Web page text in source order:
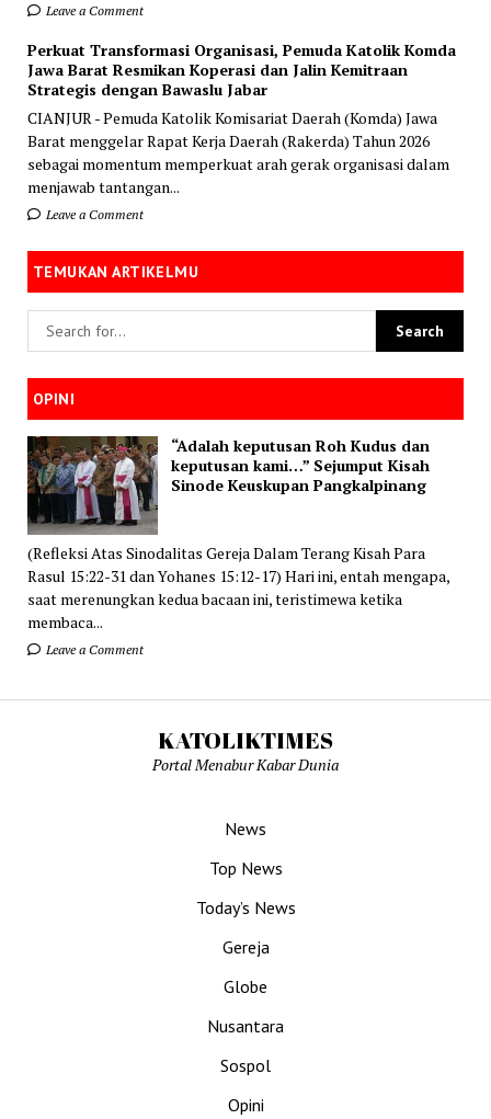
Leave a Comment
Perkuat Transformasi Organisasi, Pemuda Katolik Komda
Jawa Barat Resmikan Koperasi dan Jalin Kemitraan
Strategis dengan Bawaslu Jabar
CIANJUR - Pemuda Katolik Komisariat Daerah (Komda) Jawa
Barat menggelar Rapat Kerja Daerah (Rakerda) Tahun 2026
sebagai momentum memperkuat arah gerak organisasi dalam
menjawab tantangan...
Leave a Comment
TEMUKAN ARTIKELMU
OPINI
“Adalah keputusan Roh Kudus dan
keputusan kami…” Sejumput Kisah
Sinode Keuskupan Pangkalpinang
(Refleksi Atas Sinodalitas Gereja Dalam Terang Kisah Para
Rasul 15:22-31 dan Yohanes 15:12-17) Hari ini, entah mengapa,
saat merenungkan kedua bacaan ini, teristimewa ketika
membaca...
Leave a Comment
KATOLIKTIMES
Portal Menabur Kabar Dunia
News
Top News
Today’s News
Gereja
Globe
Nusantara
Sospol
Opini